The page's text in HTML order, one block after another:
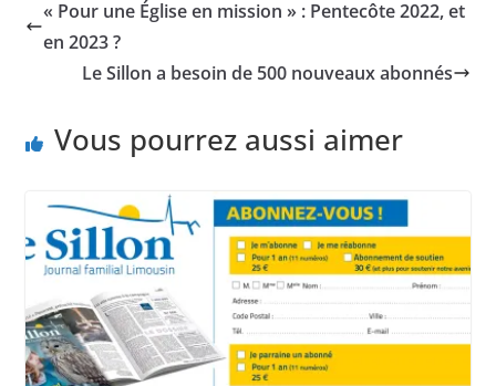
« Pour une Église en mission » : Pentecôte 2022, et
en 2023 ?
Le Sillon a besoin de 500 nouveaux abonnés
Vous pourrez aussi aimer